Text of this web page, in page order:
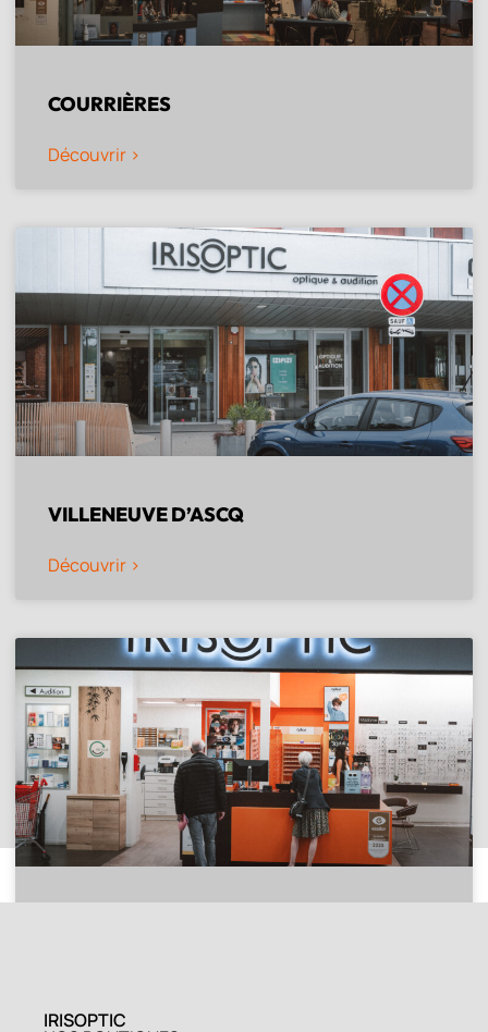
COURRIÈRES
Découvrir >
VILLENEUVE D’ASCQ
Découvrir >
IRISOPTIC